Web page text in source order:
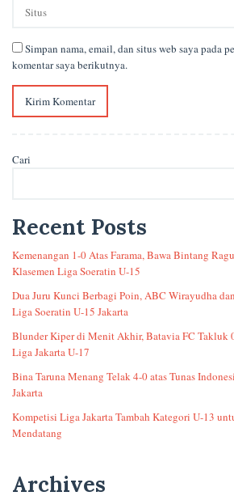
Simpan nama, email, dan situs web saya pada
komentar saya berikutnya.
Cari
Recent Posts
Kemenangan 1-0 Atas Farama, Bawa Bintang
Klasemen Liga Soeratin U-15
Dua Juru Kunci Berbagi Poin, ABC Wirayudha
Liga Soeratin U-15 Jakarta
Blunder Kiper di Menit Akhir, Batavia FC Takluk
Liga Jakarta U-17
Bina Taruna Menang Telak 4-0 atas Tunas
Jakarta
Kompetisi Liga Jakarta Tambah Kategori U-13
Mendatang
Archives